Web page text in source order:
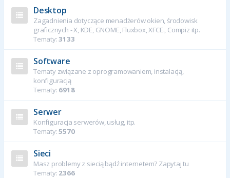
Desktop
Zagadnienia dotyczące menadżerów okien, środowisk
graficznych - X, KDE, GNOME, Fluxbox, XFCE., Compiz itp.
Tematy:3133
Software
Tematy związane z oprogramowaniem, instalacją,
konfiguracją
Tematy: 6918
Serwer
Konfiguracja serwerów, usług, itp.
Tematy:5570
Sieci
Masz problemy z siecią bądź internetem? Zapytaj tu
Tematy: 2366